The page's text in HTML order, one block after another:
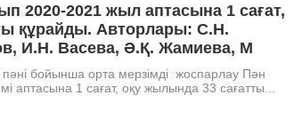
2020-2021 жыл аптасына 1 сағат,
құрайды. Авторлары: С.Н.
И.Н. Васева, Ә.Қ. Жамиева, М
бойынша орта мерзімді жоспарлау Пән
аптасына 1 сағат, оқу жылында 33 сағатты...